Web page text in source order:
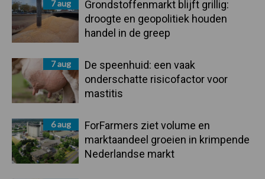
7 aug
Grondstoffenmarkt blijft grillig:
droogte en geopolitiek houden
handel in de greep
7 aug
De speenhuid: een vaak
onderschatte risicofactor voor
mastitis
6 aug
ForFarmers ziet volume en
marktaandeel groeien in krimpende
Nederlandse markt